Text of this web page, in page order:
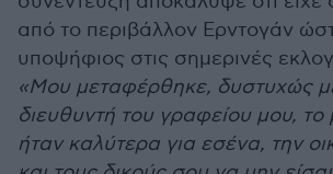
από το περιβάλλον Ερντογάν
υποψήφιος στις σημερινές
«Μου μεταφέρθηκε, δυστυχώς
διευθυντή του γραφείου μου, το
ήταν καλύτερα για εσένα, την